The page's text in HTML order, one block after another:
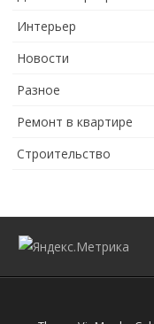
Интерьер
Новости
Разное
Ремонт в квартире
Строительство